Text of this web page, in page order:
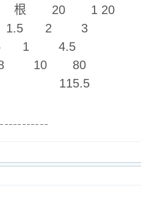
根 20 1 20
1.5 2 3
1 4.5
8 10 80